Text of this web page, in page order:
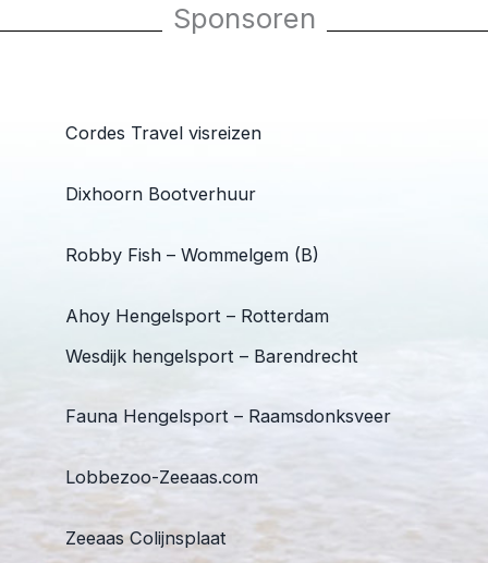
Sponsoren
Cordes Travel visreizen
Dixhoorn Bootverhuur
Robby Fish – Wommelgem (B)
Ahoy Hengelsport – Rotterdam
Wesdijk hengelsport – Barendrecht
Fauna Hengelsport – Raamsdonksveer
Lobbezoo-Zeeaas.com
Zeeaas Colijnsplaat